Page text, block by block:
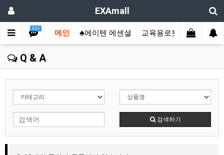
EXAmall
BBS
메인 ♣에이텐 에센셜 교육용로봇 산업용컴
Q & A
검색하기